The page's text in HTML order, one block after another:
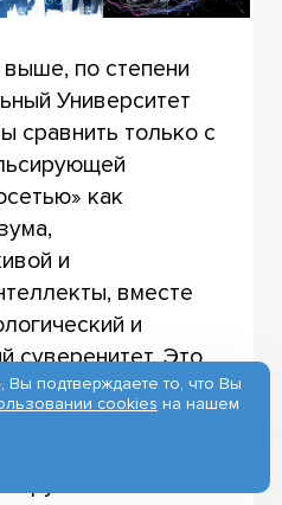
по степени
Университет
сравнить только с
как
и
вместе
и
суверенитет. Это
являет собой
которого
индивиды,
Вы подтверждаете то, что Вы
cookies на нашем